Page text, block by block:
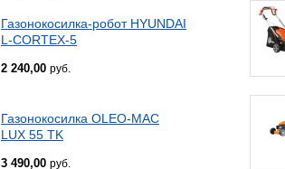
Газонокосилка-робот HYUNDAI
L-CORTEX-5
2 240,00 руб.
Газонокосилка OLEO-MAC
LUX 55 TK
3 490,00 руб.